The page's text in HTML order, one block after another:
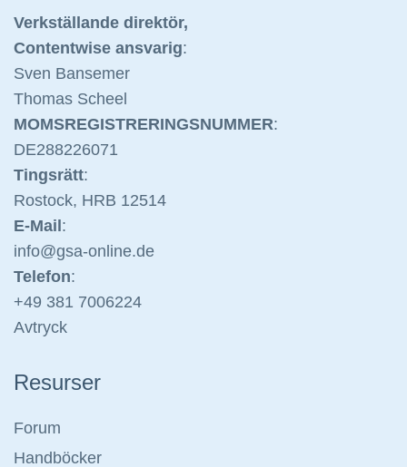
Verkställande direktör,
Contentwise ansvarig:
Sven Bansemer
Thomas Scheel
MOMSREGISTRERINGSNUMMER:
DE288226071
Tingsrätt:
Rostock, HRB 12514
E-Mail :
info@gsa-on line.de
Telefon:
+49 381 7006224
Avtryck
Resurser
Forum
Handböcker